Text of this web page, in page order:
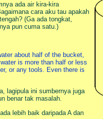
ada air kira-kira
cara aku tau apakah
(Ga ada tongkat,
pun cuma satu.)
about half of the bucket,
is more than half or less
or any tools. Even there is
lagipula ini sumbernya juga
benar tak masalah.
lebih baik daripada A dan